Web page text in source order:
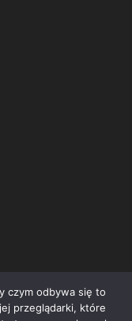
czym odbywa się to
przeglądarki, które